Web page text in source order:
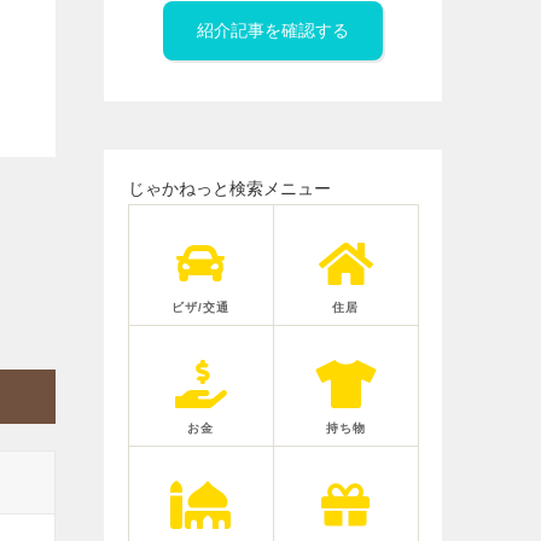
紹介記事を確認する
じゃかねっと検索メニュー
ビザ/交通 住居
お金 持ち物